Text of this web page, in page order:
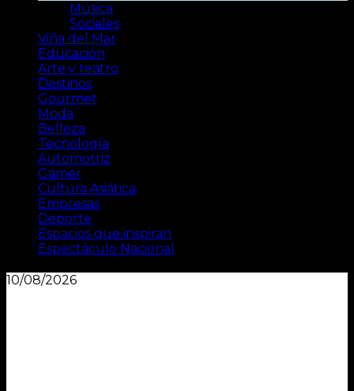
Música
Sociales
Viña del Mar
Educación
Arte y teatro
Destinos
Gourmet
Moda
Belleza
Tecnología
Automotriz
Gamer
Cultura Asiática
Empresas
Deporte
Espacios que inspiran
Espectáculo Nacional
10/08/2026